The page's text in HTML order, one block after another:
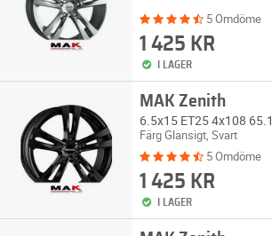
5 Omdöme
1 425 KR
I LAGER
MAK Zenith
6.5x15 ET25 4x108 65.1
Färg Glansigt, Svart
5 Omdöme
1 425 KR
I LAGER